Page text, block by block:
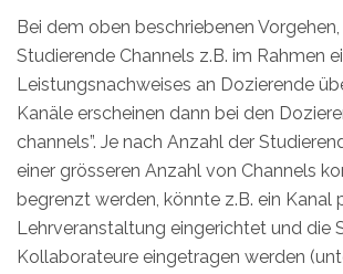
Bei dem oben beschriebenen
Studierende Channels z.B. im Rahmen
Leistungsnachweises an Dozierende
Kanäle erscheinen dann bei den
channels”. Je nach Anzahl der
einer grösseren Anzahl von Channels
begrenzt werden, könnte z.B. ein Kanal
Lehrveranstaltung eingerichtet und die
Kollaborateure eingetragen werden